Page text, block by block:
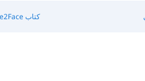
كتاب Face2Face - ما قبل المتوسط